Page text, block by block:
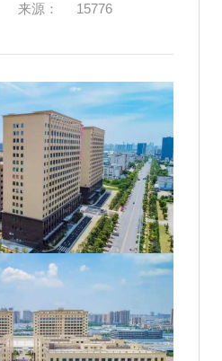
来源： 15776